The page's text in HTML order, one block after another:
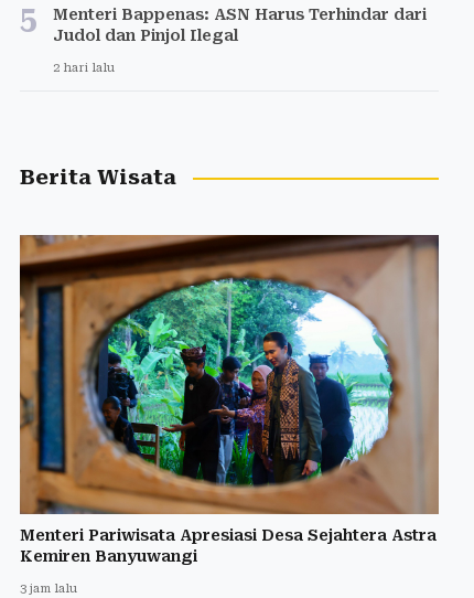
5
Menteri Bappenas: ASN Harus Terhindar dari
Judol dan Pinjol Ilegal
2 hari lalu
Berita Wisata
Menteri Pariwisata Apresiasi Desa Sejahtera Astra
Kemiren Banyuwangi
3 jam lalu